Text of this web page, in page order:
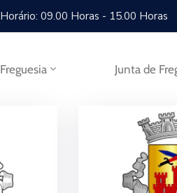
Horário: 09.00 Horas - 15.00 Horas
Freguesia Junta de